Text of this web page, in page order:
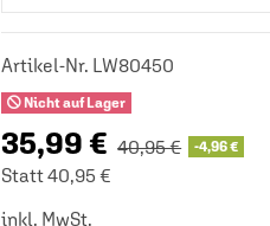
Artikel-Nr. LW80450
Nicht auf Lager
35,99 € 40,95 € -4,96 €
Statt 40,95 €
inkl. MwSt.